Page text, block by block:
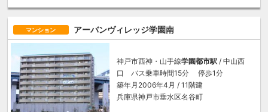
マンション アーバンヴィレッジ学園南
神戸市西神・山手線学園都市駅 / 中山西
口 バス乗車時間15分 停歩1分
築年月2006年4月 / 11階建
兵庫県神戸市垂水区名谷町